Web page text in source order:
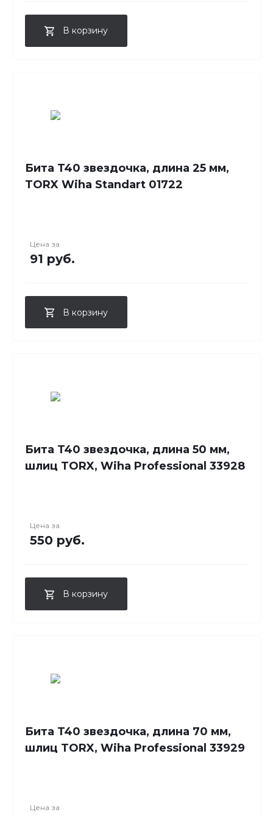
В корзину
Бита T40 звездочка, длина 25 мм,
TORX Wiha Standart 01722
Цена за
91 руб.
В корзину
Бита T40 звездочка, длина 50 мм,
шлиц TORX, Wiha Professional 33928
Цена за
550 руб.
В корзину
Бита T40 звездочка, длина 70 мм,
шлиц TORX, Wiha Professional 33929
Цена за